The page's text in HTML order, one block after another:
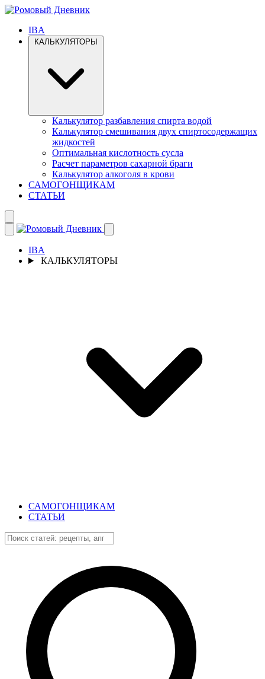
IBA
Калькулятор разбавления спирта водой
Калькулятор смешивания двух спиртосодержащих
жидкостей
Оптимальная кислотность сусла
Расчет параметров сахарной браги
Калькулятор алкоголя в крови
САМОГОНЩИКАМ
СТАТЬИ
IBA
КАЛЬКУЛЯТОРЫ
САМОГОНЩИКАМ
СТАТЬИ